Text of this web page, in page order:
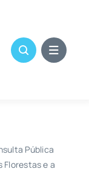
Pública
Florestas e a